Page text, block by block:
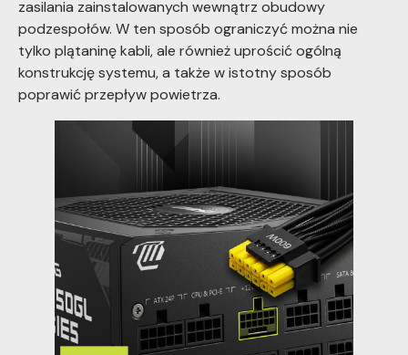
zasilania zainstalowanych wewnątrz obudowy
podzespołów. W ten sposób ograniczyć można nie
tylko plątaninę kabli, ale również uprościć ogólną
konstrukcję systemu, a także w istotny sposób
poprawić przepływ powietrza.